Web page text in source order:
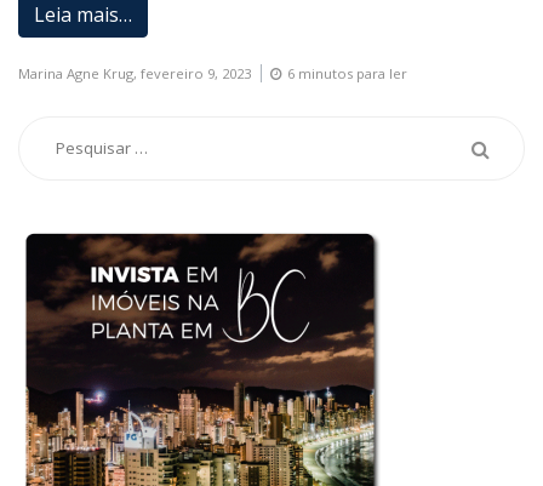
Leia mais…
Marina Agne Krug, fevereiro 9, 2023 6 minutos para ler